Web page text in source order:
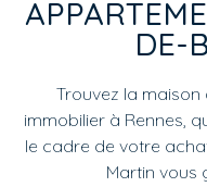
DE-
Trouvez la maison
immobilier à Rennes,
le cadre de votre
Martin vous